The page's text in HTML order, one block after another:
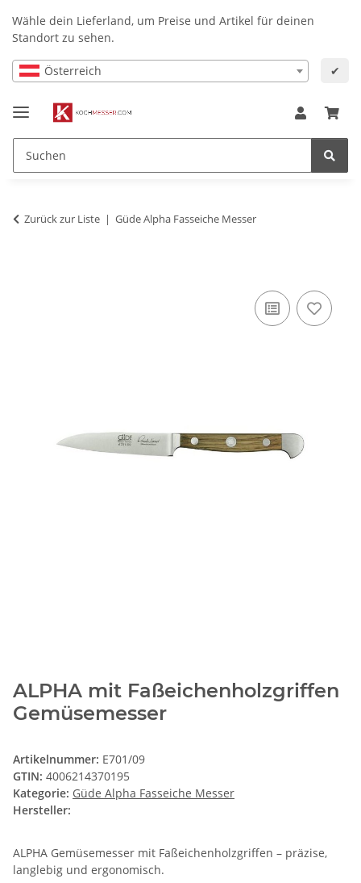
Wähle dein Lieferland, um Preise und Artikel für deinen
Standort zu sehen.
Österreich ✔
Zurück zur Liste Güde Alpha Fasseiche Messer
ALPHA mit Faßeichenholzgriffen
Gemüsemesser
Artikelnummer: E701/09
GTIN: 4006214370195
Kategorie: Güde Alpha Fasseiche Messer
Hersteller:
ALPHA Gemüsemesser mit Faßeichenholzgriffen – präzise,
langlebig und ergonomisch.